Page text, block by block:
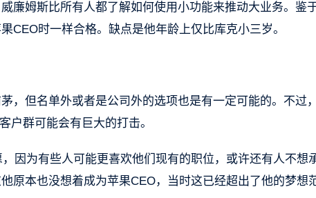
廉姆斯比所有人都了解如何使用小功能来推动大业务。鉴
CEO时一样合格。缺点是他年龄上仅比库克小三岁。
，但名单外或者是公司外的选项也是有一定可能的。不过
户群可能会有巨大的打击。
因为有些人可能更喜欢他们现有的职位，或许还有人不想
原本也没想着成为苹果CEO，当时这已经超出了他的梦想